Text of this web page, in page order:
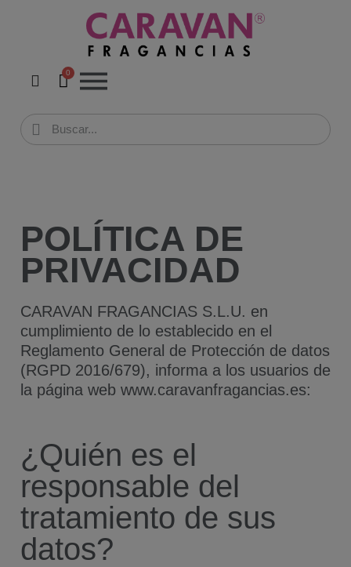
POLÍTICA DE
PRIVACIDAD
CARAVAN FRAGANCIAS S.L.U. en
cumplimiento de lo establecido en el
Reglamento General de Protección de datos
(RGPD 2016/679), informa a los usuarios de
la página web www.caravanfragancias.es:
¿Quién es el
responsable del
tratamiento de sus
datos?